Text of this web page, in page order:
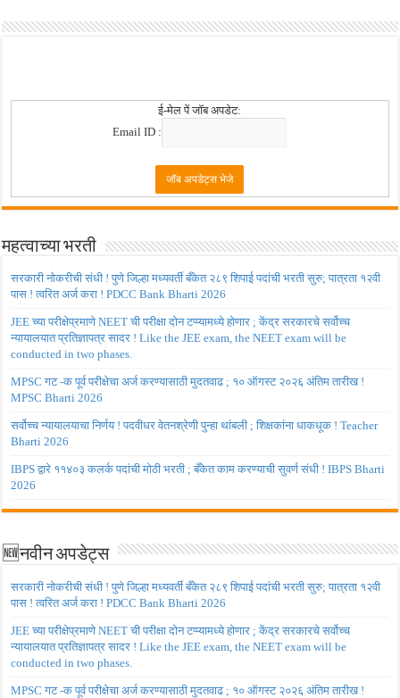
ई-मेल पें जॉब अपडेट:
Email ID :
महत्वाच्या भरती
सरकारी नोकरीची संधी ! पुणे जिल्हा मध्यवर्ती बँकेत २८९ शिपाई पदांची भरती सुरु; पात्रता १२वी
पास ! त्वरित अर्ज करा ! PDCC Bank Bharti 2026
JEE च्या परीक्षेप्रमाणे NEET ची परीक्षा दोन टप्प्यामध्ये होणार ; केंद्र सरकारचे सर्वोच्च
न्यायालयात प्रतिज्ञापत्र सादर ! Like the JEE exam, the NEET exam will be
conducted in two phases.
MPSC गट -क पूर्व परीक्षेचा अर्ज करण्यासाठी मुदतवाढ ; १० ऑगस्ट २०२६ अंतिम तारीख !
MPSC Bharti 2026
सर्वोच्च न्यायालयाचा निर्णय ! पदवीधर वेतनश्रेणी पुन्हा थांबली ; शिक्षकांना धाकधूक ! Teacher
Bharti 2026
IBPS द्वारे ११४०३ कलर्क पदांची मोठी भरती ; बँकेत काम करण्याची सुवर्ण संधी ! IBPS Bharti
2026
🆕नवीन अपडेट्स
सरकारी नोकरीची संधी ! पुणे जिल्हा मध्यवर्ती बँकेत २८९ शिपाई पदांची भरती सुरु; पात्रता १२वी
पास ! त्वरित अर्ज करा ! PDCC Bank Bharti 2026
JEE च्या परीक्षेप्रमाणे NEET ची परीक्षा दोन टप्प्यामध्ये होणार ; केंद्र सरकारचे सर्वोच्च
न्यायालयात प्रतिज्ञापत्र सादर ! Like the JEE exam, the NEET exam will be
conducted in two phases.
MPSC गट -क पूर्व परीक्षेचा अर्ज करण्यासाठी मुदतवाढ ; १० ऑगस्ट २०२६ अंतिम तारीख !